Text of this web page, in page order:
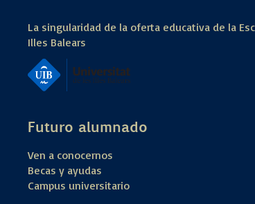
La singularidad de la oferta educativa de la
Illes Balears
Futuro alumnado
Ven a conocernos
Becas y ayudas
Campus universitario